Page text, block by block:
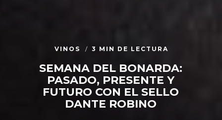
VINOS 3 MIN DE LECTURA
SEMANA DEL BONARDA:
PASADO, PRESENTE Y
FUTURO CON EL SELLO
DANTE ROBINO